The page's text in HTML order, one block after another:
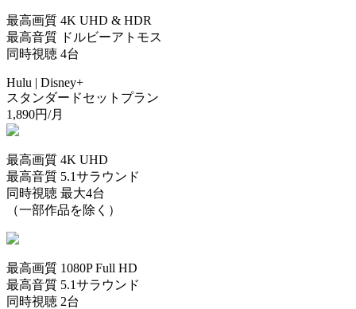
最高画質 4K UHD & HDR
最高音質 ドルビーアトモス
同時視聴 4台
Hulu | Disney+
スタンダードセットプラン
1,890円/月
最高画質 4K UHD
最高音質 5.1サラウンド
同時視聴 最大4台
（一部作品を除く）
最高画質 1080P Full HD
最高音質 5.1サラウンド
同時視聴 2台